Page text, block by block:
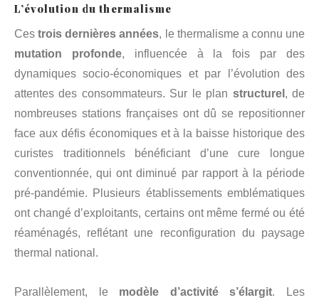
L’évolution du thermalisme
Cestrois dernières années, le thermalisme a connu une
mutation profonde, influencée à la fois par des
dynamiques socio-économiques et par l’évolution des
attentes des consommateurs. Sur le plan structurel , de
nombreuses stations françaises ont dû se repositionner
face aux défis économiques et à la baisse historique des
curistes traditionnels bénéficiant d’une cure longue
conventionnée, qui ont diminué par rapport à la période
pré-pandémie. Plusieurs établissements emblématiques
ont changé d’exploitants, certains ont même fermé ou été
réaménagés, reflétant une reconfiguration du paysage
thermal national.
Parallèlement, le modèle d’activité s’élargit. Les